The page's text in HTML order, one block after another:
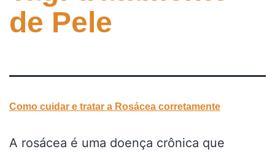
de Pele
Como cuidar e tratar a Rosácea corretamente
A rosácea é uma doença crônica que